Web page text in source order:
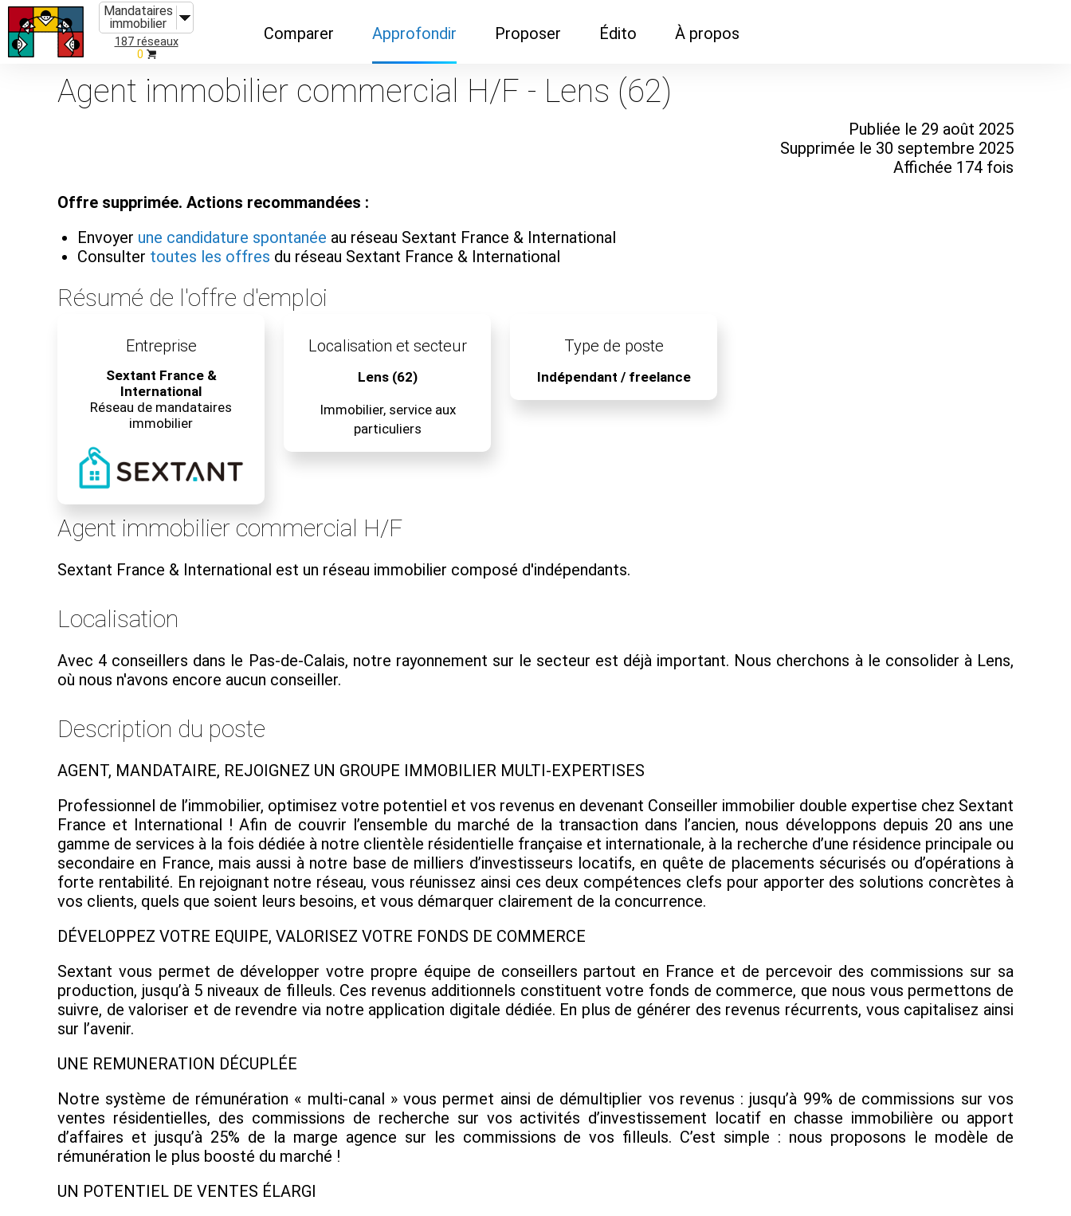
Mandataires
immobilier
187 réseaux
0
Comparer
Organismes de formation
Approfondir
Demandes de
documentation
Proposer
Recommander son réseau
Édito
Newsletter
Métier
À propos
Agent immobilier commercial H/F - Lens (62)
Publiée le 29 août 2025
Supprimée le 30 septembre 2025
Affichée 174 fois
Offre supprimée. Actions recommandées :
Envoyer une candidature spontanée au réseau Sextant France & International
Consulter toutes les offres du réseau Sextant France & International
Résumé de l'offre d'emploi
Entreprise
Sextant France &
International
Réseau de mandataires
immobilier
Localisation et secteur
Lens (62)
Immobilier, service aux
particuliers
Type de poste
Indépendant / freelance
Agent immobilier commercial H/F
Sextant France & International est un réseau immobilier composé d'indépendants.
Localisation
Avec 4 conseillers dans le Pas-de-Calais, notre rayonnement sur le secteur est déjà important. Nous cherchons à le consolider à Lens,
où nous n'avons encore aucun conseiller.
Description du poste
AGENT, MANDATAIRE, REJOIGNEZ UN GROUPE IMMOBILIER MULTI-EXPERTISES
Professionnel de l’immobilier, optimisez votre potentiel et vos revenus en devenant Conseiller immobilier double expertise chez Sextant
France et International ! Afin de couvrir l’ensemble du marché de la transaction dans l’ancien, nous développons depuis 20 ans une
gamme de services à la fois dédiée à notre clientèle résidentielle française et internationale, à la recherche d’une résidence principale ou
secondaire en France, mais aussi à notre base de milliers d’investisseurs locatifs, en quête de placements sécurisés ou d’opérations à
forte rentabilité. En rejoignant notre réseau, vous réunissez ainsi ces deux compétences clefs pour apporter des solutions concrètes à
vos clients, quels que soient leurs besoins, et vous démarquer clairement de la concurrence.
DÉVELOPPEZ VOTRE EQUIPE, VALORISEZ VOTRE FONDS DE COMMERCE
Sextant vous permet de développer votre propre équipe de conseillers partout en France et de percevoir des commissions sur sa
production, jusqu’à 5 niveaux de filleuls. Ces revenus additionnels constituent votre fonds de commerce, que nous vous permettons de
suivre, de valoriser et de revendre via notre application digitale dédiée. En plus de générer des revenus récurrents, vous capitalisez ainsi
sur l’avenir.
UNE REMUNERATION DÉCUPLÉE
Notre système de rémunération « multi-canal » vous permet ainsi de démultiplier vos revenus : jusqu’à 99% de commissions sur vos
ventes résidentielles, des commissions de recherche sur vos activités d’investissement locatif en chasse immobilière ou apport
d’affaires et jusqu’à 25% de la marge agence sur les commissions de vos filleuls. C’est simple : nous proposons le modèle de
rémunération le plus boosté du marché !
UN POTENTIEL DE VENTES ÉLARGI